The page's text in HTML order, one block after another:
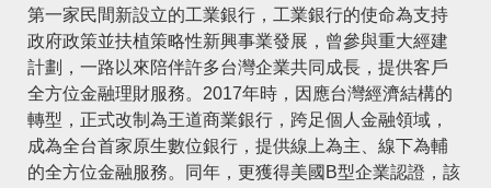
第一家民間新設立的工業銀行，工業銀行的使命為支持
政府政策並扶植策略性新興事業發展，曾參與重大經建
計劃，一路以來陪伴許多台灣企業共同成長，提供客戶
全方位金融理財服務。2017年時，因應台灣經濟結構的
轉型，正式改制為王道商業銀行，跨足個人金融領域，
成為全台首家原生數位銀行，提供線上為主、線下為輔
的全方位金融服務。同年，更獲得美國B型企業認證，該